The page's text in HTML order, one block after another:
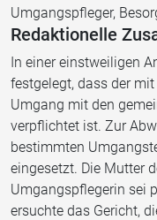
Umgangspfleger,
Redaktionelle
In einer einstweiligen
festgelegt, dass der
Umgang mit den
verpflichtet ist. Zur
bestimmten
eingesetzt. Die Mutter
Umgangspflegerin sei
ersuchte das Gericht,